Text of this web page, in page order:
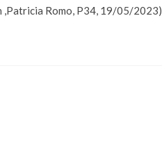
,Patricia Romo, P34, 19/05/2023)